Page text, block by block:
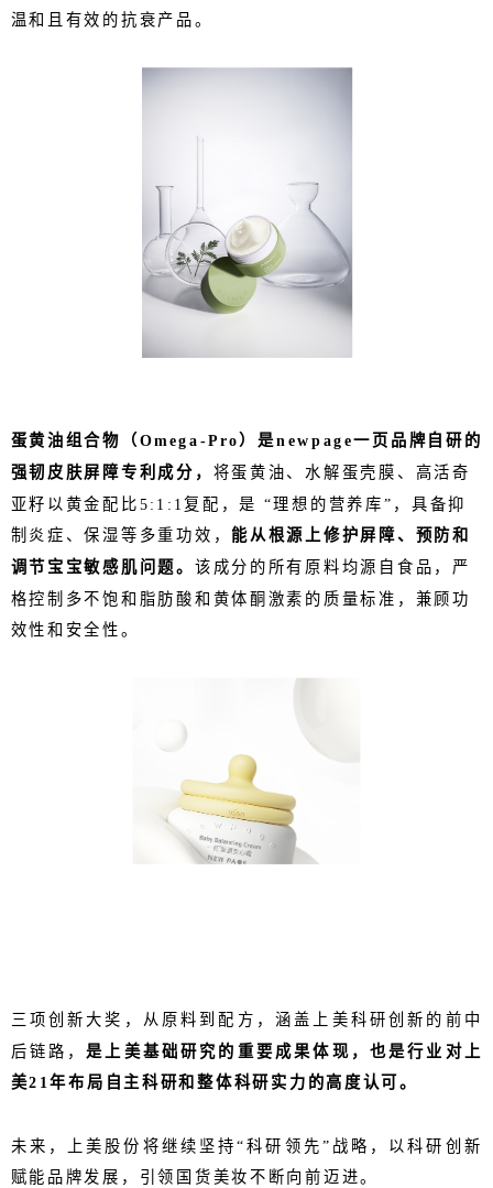
温和且有效的抗衰产品。
蛋黄油组合物（Omega-Pro）是newpage一页品牌自研的
强韧皮肤屏障专利成分， 将蛋黄油、水解蛋壳膜、高活奇
亚籽以黄金配比5:1:1复配，是 “理想的营养库”，具备抑
制炎症、保湿等多重功效，能从根源上修护屏障、预防和
调节宝宝敏感肌问题。 该成分的所有原料均源自食品，严
格控制多不饱和脂肪酸和黄体酮激素的质量标准，兼顾功
效性和安全性。
三项创新大奖，从原料到配方，涵盖上美科研创新的前中
后链路，是上美基础研究的重要成果体现，也是行业对上
美21年布局自主科研和整体科研实力的高度认可。
未来，上美股份将继续坚持“科研领先”战略，以科研创新
赋能品牌发展，引领国货美妆不断向前迈进。